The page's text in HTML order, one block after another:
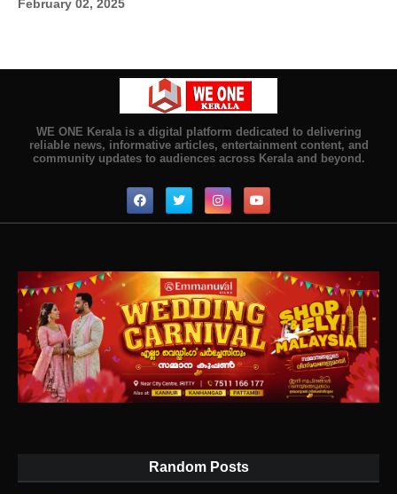
February 02, 2025
WE ONE Kerala is a digital platform dedicated to delivering
reliable news, informative articles, entertainment content, and
community updates to audiences across Kerala and beyond.
Random Posts